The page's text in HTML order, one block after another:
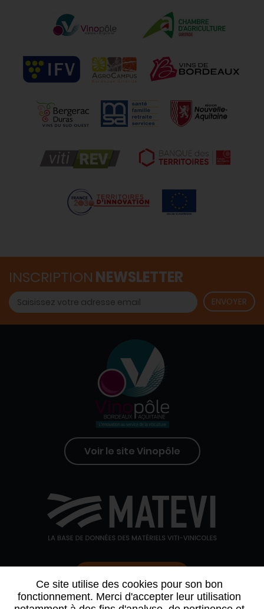
Ce site utilise des cookies pour son bon
fonctionnement. Merci d'accepter leur utilisation
INSCRIPTION NEWSLETTER
Voir le site Vinopôle